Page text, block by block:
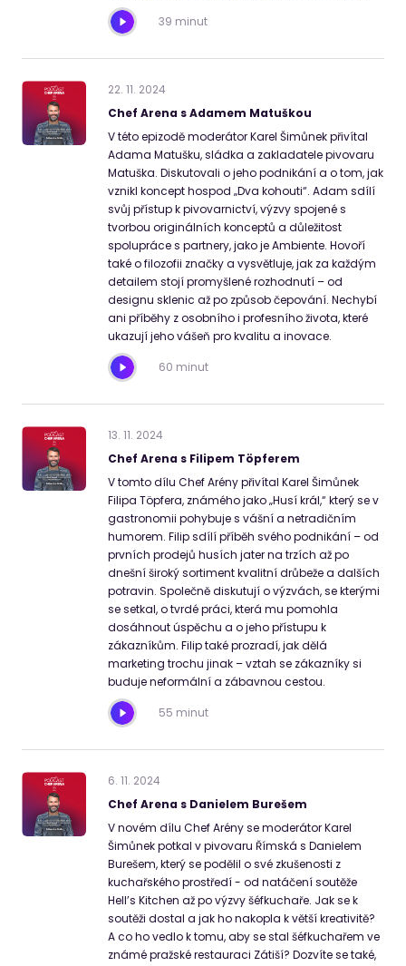
39 minut
22. 11. 2024
Chef Arena s Adamem Matuškou
V této epizodě moderátor Karel Šimůnek přivítal
Adama Matušku, sládka a zakladatele pivovaru
Matuška. Diskutovali o jeho podnikání a o tom, jak
vznikl koncept hospod „Dva kohouti“. Adam sdílí
svůj přístup k pivovarnictví, výzvy spojené s
tvorbou originálních konceptů a důležitost
spolupráce s partnery, jako je Ambiente. Hovoří
také o filozofii značky a vysvětluje, jak za každým
detailem stojí promyšlené rozhodnutí – od
designu sklenic až po způsob čepování. Nechybí
ani příběhy z osobního i profesního života, které
ukazují jeho vášeň pro kvalitu a inovace.
60 minut
13. 11. 2024
Chef Arena s Filipem Töpferem
V tomto dílu Chef Arény přivítal Karel Šimůnek
Filipa Töpfera, známého jako „Husí král,“ který se v
gastronomii pohybuje s vášní a netradičním
humorem. Filip sdílí příběh svého podnikání – od
prvních prodejů husích jater na trzích až po
dnešní široký sortiment kvalitní drůbeže a dalších
potravin. Společně diskutují o výzvách, se kterými
se setkal, o tvrdé práci, která mu pomohla
dosáhnout úspěchu a o jeho přístupu k
zákazníkům. Filip také prozradí, jak dělá
marketing trochu jinak – vztah se zákazníky si
buduje neformální a zábavnou cestou.
55 minut
6. 11. 2024
Chef Arena s Danielem Burešem
V novém dílu Chef Arény se moderátor Karel
Šimůnek potkal v pivovaru Římská s Danielem
Burešem, který se podělil o své zkušenosti z
kuchařského prostředí - od natáčení soutěže
Hell’s Kitchen až po výzvy šéfkuchaře. Jak se k
soutěži dostal a jak ho nakopla k větší kreativitě?
A co ho vedlo k tomu, aby se stal šéfkuchařem ve
známé pražské restauraci Zátiší? Dozvíte se také,